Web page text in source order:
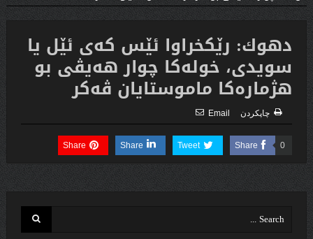
دهوك: رێکخراوا ئێس كه‌ى ئێل یا
سویدی، خولەکا چوار هەیڤی بو
هژماره‌كا ماموستایان ڤەکر
چاپكردن Email
Share 0
Tweet
Share
Share